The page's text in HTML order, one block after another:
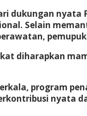
dukungan nyata
Selain
diharapkan
program
nyata